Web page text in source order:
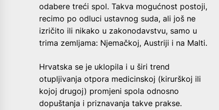
odabere treći spol. Takva mogućnost postoji,
recimo po odluci ustavnog suda, ali još ne
izričito ili nikako u zakonodavstvu, samo u
trima zemljama: Njemačkoj, Austriji i na Malti.
Hrvatska se je uklopila i u širi trend
otupljivanja otpora medicinskoj (kirurškoj ili
kojoj drugoj) promjeni spola odnosno
dopuštanja i priznavanja takve prakse.